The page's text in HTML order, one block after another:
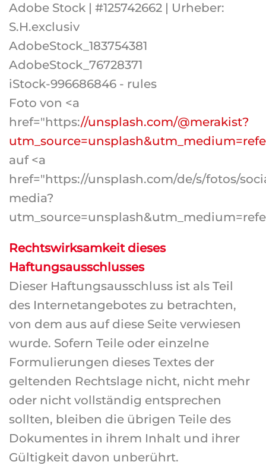
Adobe Stock | #125742662 | Urheber:
S.H.exclusiv
AdobeStock_183754381
AdobeStock_76728371
iStock-996686846 - rules
Foto von <a
href="https://unsplash.com/@merakist?
auf <a
href="https://unsplash.com/de/s/fotos/
media?
Rechtswirksamkeit dieses
Haftungsausschlusses
Dieser Haftungsausschluss ist als Teil
des Internetangebotes zu betrachten,
von dem aus auf diese Seite verwiesen
wurde. Sofern Teile oder einzelne
Formulierungen dieses Textes der
geltenden Rechtslage nicht, nicht mehr
oder nicht vollständig entsprechen
sollten, bleiben die übrigen Teile des
Dokumentes in ihrem Inhalt und ihrer
Gültigkeit davon unberührt.